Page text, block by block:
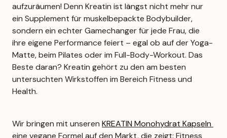
aufzuräumen! Denn Kreatin ist längst nicht mehr nur
ein Supplement für muskelbepackte Bodybuilder,
sondern ein echter Gamechanger für jede Frau, die
ihre eigene Performance feiert – egal ob auf der Yoga-
Matte, beim Pilates oder im Full-Body-Workout. Das
Beste daran? Kreatin gehört zu den am besten
untersuchten Wirkstoffen im Bereich Fitness und
Health.
Wir bringen mit unseren
eine vegane Formel auf den Markt, die zeigt: Fitness